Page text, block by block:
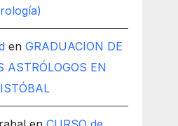
en GRADUACION DE
ASTRÓLOGOS EN